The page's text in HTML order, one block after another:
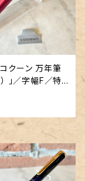
クーン 万年筆
） 」／字幅F／特
先